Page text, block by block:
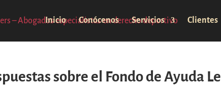
Inicio Conócenos Servicios Clientes
sobre el Fondo de Ayuda